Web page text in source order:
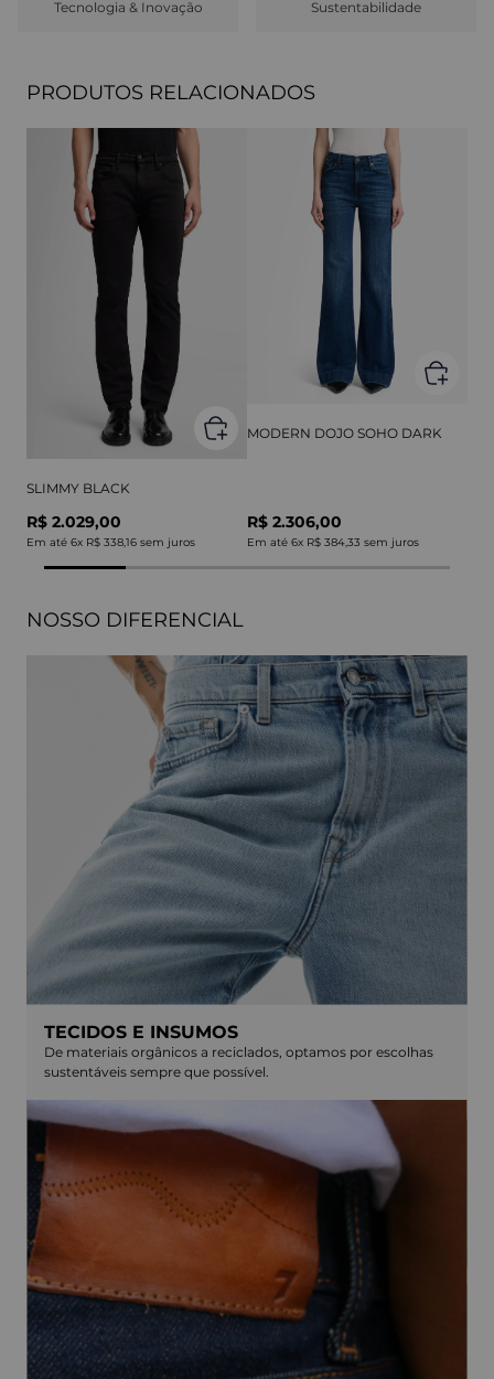
Tecnologia & Inovação Sustentabilidade
PRODUTOS RELACIONADOS
SLIMMY BLACK
R$ 2.029,00
Em até 6x R$ 338,16 sem juros
MODERN DOJO SOHO DARK
R$ 2.306,00
Em até 6x R$ 384,33 sem juros
NOSSO DIFERENCIAL
TECIDOS E INSUMOS
De materiais orgânicos a reciclados, optamos por escolhas
sustentáveis sempre que possível.